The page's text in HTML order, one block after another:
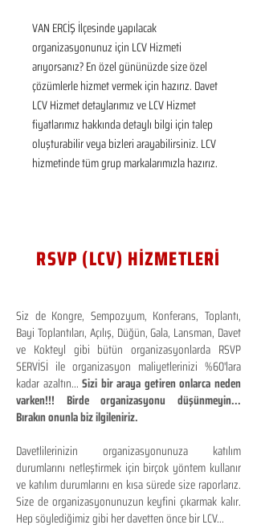
VAN ERCİŞ İlçesinde yapılacak
organizasyonunuz için LCV Hizmeti
arıyorsanız? En özel gününüzde size özel
çözümlerle hizmet vermek için hazırız. Davet
LCV Hizmet detaylarımız ve LCV Hizmet
fiyatlarımız hakkında detaylı bilgi için talep
oluşturabilir veya bizleri arayabilirsiniz. LCV
hizmetinde tüm grup markalarımızla hazırız.
RSVP (LCV) HİZMETLERİ
Siz de Kongre, Sempozyum, Konferans, Toplantı,
Bayi Toplantıları, Açılış, Düğün, Gala, Lansman, Davet
ve Kokteyl gibi bütün organizasyonlarda RSVP
SERVİSİ ile organizasyon maliyetlerinizi %60'lara
kadar azaltın...Sizi bir araya getiren onlarca neden
varken!!! Birde organizasyonu düşünmeyin...
Bırakın onunla biz ilgileniriz.
Davetlilerinizin organizasyonunuza katılım
durumlarını netleştirmek için birçok yöntem kullanır
ve katılım durumlarını en kısa sürede size raporlarız.
Size de organizasyonunuzun keyfini çıkarmak kalır.
Hep söylediğimiz gibi her davetten önce bir LCV...